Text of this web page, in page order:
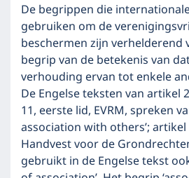
De begrippen die
gebruiken om de
beschermen zijn verhelderend
begrip van de betekenis van
verhouding ervan tot enkele
De Engelse teksten van artikel
11, eerste lid, EVRM, spreken
association with others’;
Handvest voor de
gebruikt in de Engelse tekst